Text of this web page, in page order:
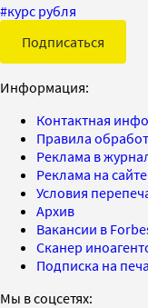
#курс рубля
Подписаться
Информация:
Контактная
Правила
Реклама в
Реклама на сайте
Условия
Архив
Вакансии в
Сканер
Подписка на
Мы в соцсетях: